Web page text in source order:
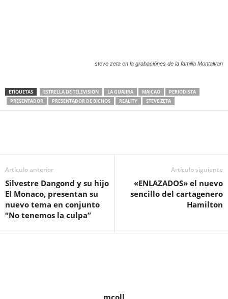
steve zeta en la grabaciónes de la familia Montalvan
ETIQUETAS ESTRELLA DE TELEVISION LA GUAJIRA MAICAO
PERIODISTA
PRESENTADOR
PRESENTADOR DE BICHOS REALITY STEVE ZETA
Artículo anterior
Silvestre Dangond y su hijo
El Monaco, presentan su
nuevo tema en conjunto
“No tenemos la culpa”
Artículo siguiente
«ENLAZADOS» el nuevo
sencillo del cartagenero
Hamilton
mcoll